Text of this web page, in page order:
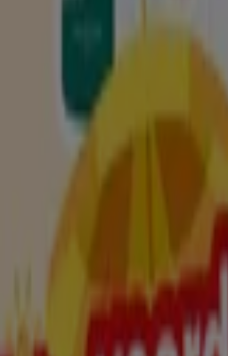
Trekpleister
Onze beste koopjes
Vervalt vandaag Amersfoort